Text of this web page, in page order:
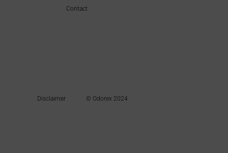
Contact
Disclaimer © Odorex 2024